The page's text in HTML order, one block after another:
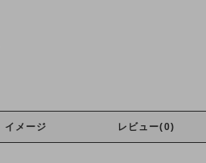
イメージ レビュー(0)